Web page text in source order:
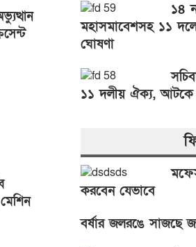
১৪
মহাসমাবেশসহ ১১
ঘোষণা
১১ দলীয় ঐক্য, আটকে
করবেন যেভাবে
বর্ষার জলরঙে সাজছে